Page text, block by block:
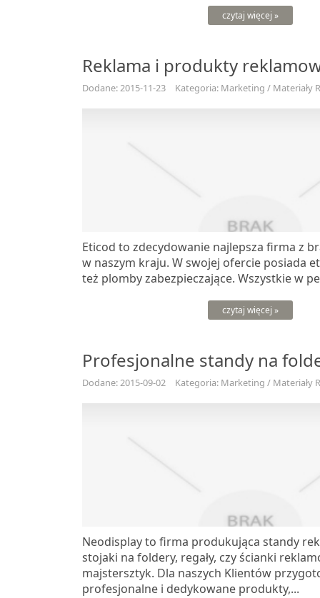
czytaj więcej »
Reklama i produkty
Dodane: 2015-11-23 Kategoria: Marketing / Materiały
Eticod to zdecydowanie najlepsza firma z
w naszym kraju. W swojej ofercie posiada
też plomby zabezpieczające. Wszystkie w
czytaj więcej »
Profesjonalne standy na
Dodane: 2015-09-02 Kategoria: Marketing / Materiały
Neodisplay to firma produkująca standy
stojaki na foldery, regały, czy ścianki
majstersztyk. Dla naszych Klientów
profesjonalne i dedykowane produkty,...